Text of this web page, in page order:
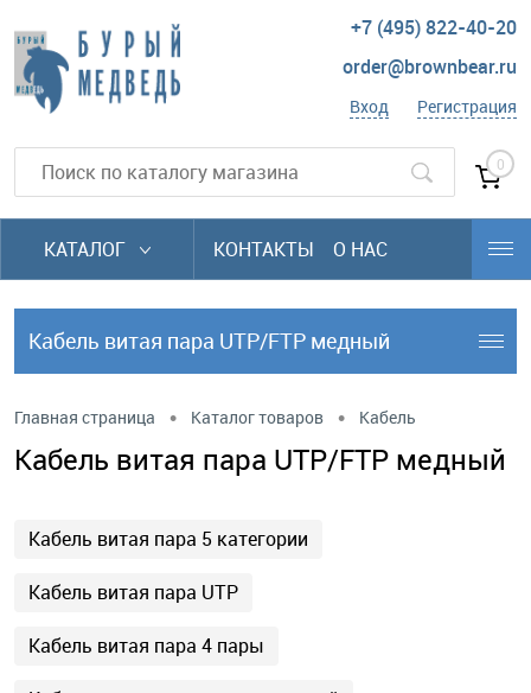
+7 (495) 822-40-20
order@brownbear.ru
Вход Регистрация
0
КАТАЛОГ КОНТАКТЫ О НАС
Кабель витая пара UTP/FTP медный
Главная страница • Каталог товаров • Кабель
Кабель витая пара UTP/FTP медный
Кабель витая пара 5 категории
Кабель витая пара UTP
Кабель витая пара 4 пары